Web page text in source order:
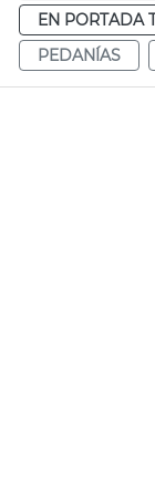
EN PORTADA
PEDANÍAS